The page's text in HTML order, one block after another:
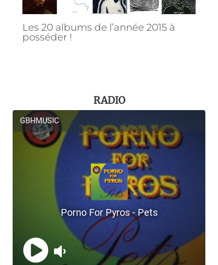
Les 20 albums de l’année 2015 à
posséder !
RADIO